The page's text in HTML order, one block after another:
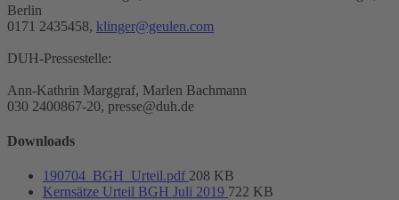
Berlin
0171 2435458, klinger@geulen.com
DUH-Pressestelle:
Ann-Kathrin Marggraf, Marlen Bachmann
030 2400867-20, presse@duh.de
Downloads
190704_BGH_Urteil.pdf 208 KB
Kernsätze Urteil BGH Juli 2019 722 KB